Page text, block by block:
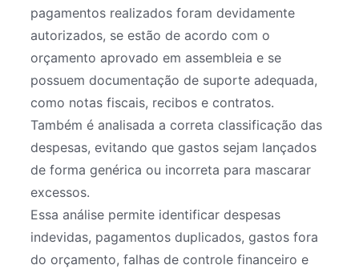
pagamentos realizados foram devidamente
autorizados, se estão de acordo com o
orçamento aprovado em assembleia e se
possuem documentação de suporte adequada,
como notas fiscais, recibos e contratos.
Também é analisada a correta classificação das
despesas, evitando que gastos sejam lançados
de forma genérica ou incorreta para mascarar
excessos.
Essa análise permite identificar despesas
indevidas, pagamentos duplicados, gastos fora
do orçamento, falhas de controle financeiro e